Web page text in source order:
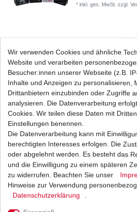
*inkl. ges. MwSt. zzgl.
Dichtung
4XR VM02 VM03 VM04
UVP 9,87 €
| 7,24 € / Stück
inkl. ges. MwSt.
Lichtmaschine Yamaha
4XR VM 1997-2003
UVP 152,98 €
1 Stück | 124,88 € /
inkl. ges. MwSt. zzgl.
Wir verwenden Cookies und ähnliche
Website und verarbeiten
Besucher:innen unserer Webseite (z.B.
Inhalte und Anzeigen zu personalisieren,
Drittanbietern einzubinden oder Zugriffe
analysieren. Die Datenverarbeitung
Cookies. Wir teilen diese Daten mit
Einstellungen benennen.
Die Datenverarbeitung kann mit
berechtigten Interesses erfolgen. Die
oder abgelehnt werden. Es besteht das
und die Einwilligung zu einem späteren
zu widerrufen. Beachten Sie unser
Hinweise zur Verwendung
Daten­schutz­erklärung
.